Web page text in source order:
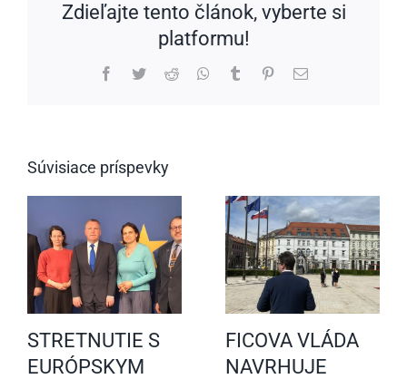
Zdieľajte tento článok, vyberte si
platformu!
Facebook
TwitterReddit WhatsApp
Tumblr PinterestEmail
Súvisiace príspevky
STRETNUTIE S
EURÓPSKYM
FICOVA VLÁDA
NAVRHUJE